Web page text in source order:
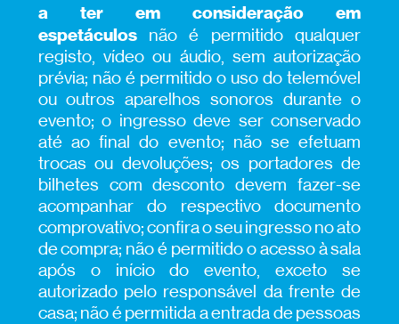
a ter em consideração em
espetáculosnão é permitido qualquer
registo, vídeo ou áudio, sem autorização
prévia; não é permitido o uso do telemóvel
ou outros aparelhos sonoros durante o
evento; o ingresso deve ser conservado
até ao final do evento; não se efetuam
trocas ou devoluções; os portadores de
bilhetes com desconto devem fazer-se
acompanhar do respectivo documento
comprovativo;confira o seu ingresso no ato
de compra; não é permitido o acesso à sala
após o início do evento, exceto se
autorizado pelo responsável da frente de
casa; não é permitida a entrada de pessoas